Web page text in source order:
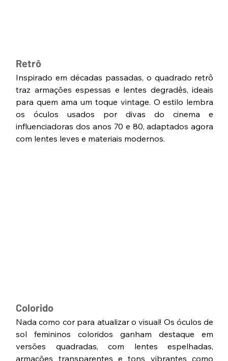
Retrô
Inspirado em décadas passadas, o quadrado retrô
traz armações espessas e lentes degradês, ideais
para quem ama um toque vintage. O estilo lembra
os óculos usados por divas do cinema e
influenciadoras dos anos 70 e 80, adaptados agora
com lentes leves e materiais modernos.
Colorido
Nada como cor para atualizar o visual! Os óculos de
sol femininos coloridos ganham destaque em
versões quadradas, com lentes espelhadas,
armações transparentes e tons vibrantes como